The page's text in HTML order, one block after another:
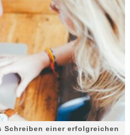
Schreiben einer erfolgreichen